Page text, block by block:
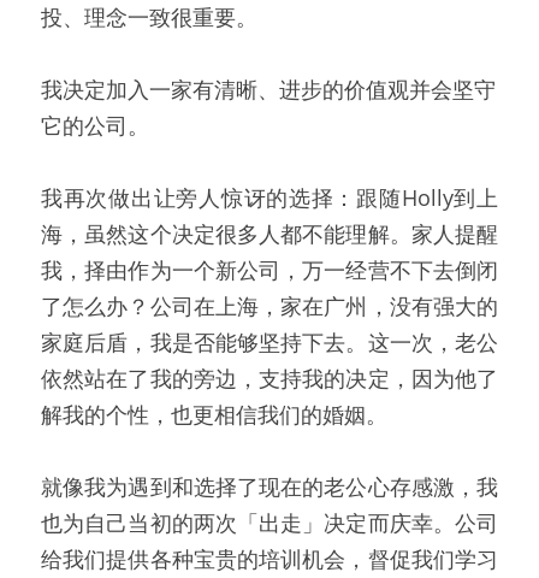
投、理念一致很重要。
我决定加入一家有清晰、进步的价值观并会坚守
它的公司。
我再次做出让旁人惊讶的选择：跟随Holly到上
海，虽然这个决定很多人都不能理解。家人提醒
我，择由作为一个新公司，万一经营不下去倒闭
了怎么办？公司在上海，家在广州，没有强大的
家庭后盾，我是否能够坚持下去。这一次，老公
依然站在了我的旁边，支持我的决定，因为他了
解我的个性，也更相信我们的婚姻。
就像我为遇到和选择了现在的老公心存感激，我
也为自己当初的两次「出走」决定而庆幸。公司
给我们提供各种宝贵的培训机会，督促我们学习